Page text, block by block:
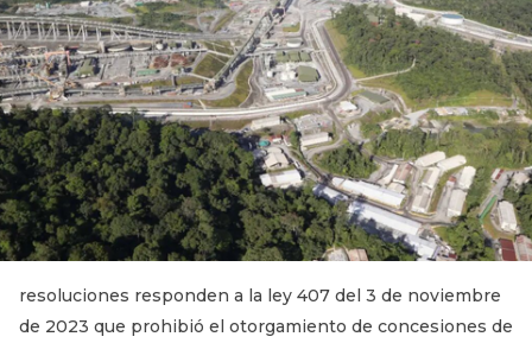
resoluciones responden a la ley 407 del 3 de noviembre
de 2023 que prohibió el otorgamiento de concesiones de